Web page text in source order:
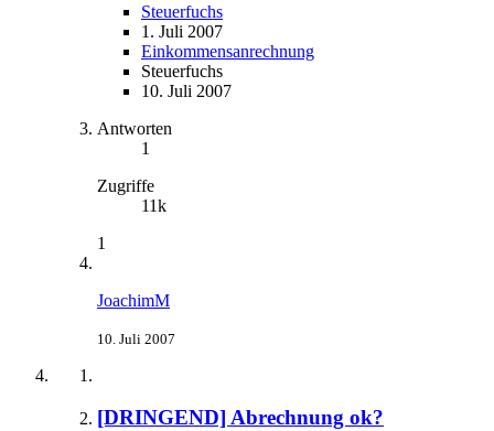
Steuerfuchs
1. Juli 2007
Einkommensanrechnung
Steuerfuchs
10. Juli 2007
Antworten
1
Zugriffe
11k
1
JoachimM
10. Juli 2007
[DRINGEND] Abrechnung ok?